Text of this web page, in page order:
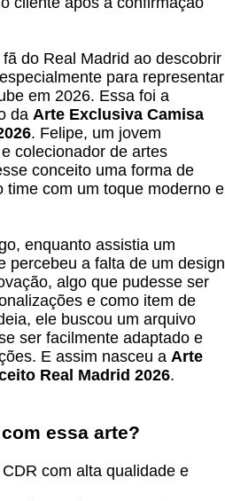
do Real Madrid ao descobrir
para representar
em 2026. Essa foi a
da Arte Exclusiva Camisa
. Felipe, um jovem
colecionador de artes
conceito uma forma de
time com um toque moderno e
enquanto assistia um
percebeu a falta de um design
algo que pudesse ser
e como item de
ele buscou um arquivo
ser facilmente adaptado e
E assim nasceu a Arte
Real Madrid 2026.
essa arte?
com alta qualidade e